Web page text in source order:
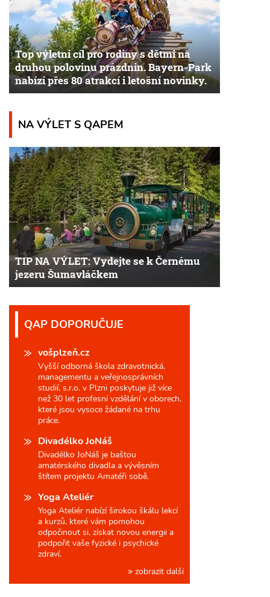
Top výletní cíl pro rodiny s dětmi na
druhou polovinu prázdnin. Bayern-Park
nabízí přes 80 atrakcí i letošní novinky.
NA VÝLET S QAPEM
TIP NA VÝLET: Vydejte se k Černému
jezeru Šumavláčkem
QAP DOPORUČUJE
vošplzeň.cz
Vyšší odborná škola zdravotnická,
managementu a veřejnosprávních
studií, s.r.o. v Plzni poskytuje již více
než 30 let profesní vzdělání v oborech,
které jsou vysoce žádané na trhu
práce.
Divadélko JoNáš
Divadélko JoNáš je baštou
amatérského divadla a vývěsním
štítem projektu Amatéři sobě.
Yoga Ateliér
Yoga Ateliér nabízí širokou škálu lekcí
a kurzů, které vám pomohou
odpočinout si, získat novou energii a
podpořit vaše fyzické i psychické
zdraví.
zobrazit další